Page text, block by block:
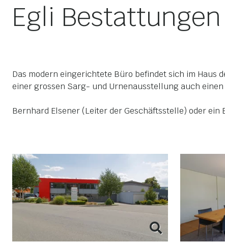
Egli
Das modern eingerichtete Büro befindet sich im Haus
einer grossen Sarg- und Urnenausstellung auch
Bernhard Elsener (Leiter der Geschäftsstelle) oder ein